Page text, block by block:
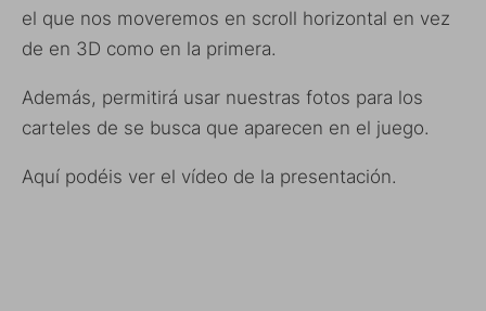
el que nos moveremos en scroll horizontal en vez
de en 3D como en la primera.
Además, permitirá usar nuestras fotos para los
carteles de se busca que aparecen en el juego.
Aquí podéis ver el vídeo de la presentación.